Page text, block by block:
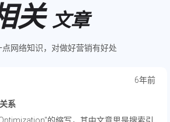
关 文章
网络知识，对做好营销有好处
6年前
系